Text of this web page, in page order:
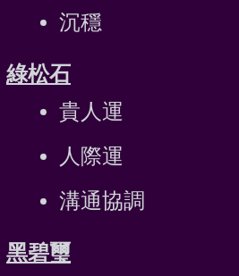
沉穩
綠松石
貴人運
人際運
溝通協調
黑碧璽